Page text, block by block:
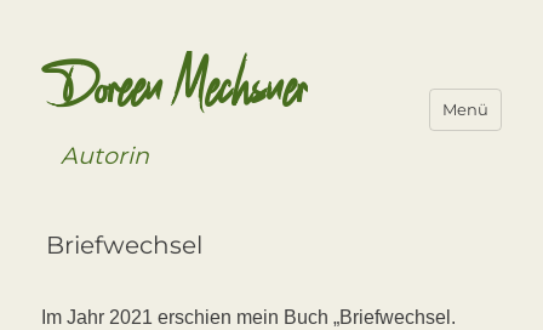
Doreen Mechsner
Autorin
Menü
Briefwechsel
Im Jahr 2021 erschien mein Buch „Briefwechsel.